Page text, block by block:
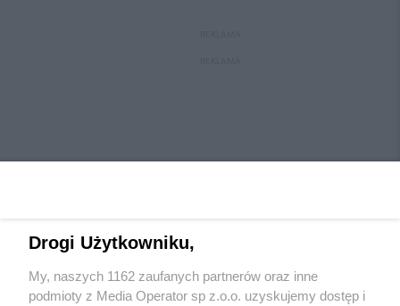
Wydawca mediówlokalnych
Drogi Użytkowniku,
My, naszych 1162 zaufanych partnerów oraz inne
podmioty z Media Operator sp z.o.o. uzyskujemy dostęp i